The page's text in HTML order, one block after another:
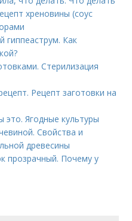
хреновины (соус
гиппеаструм. Как
Стерилизация
Рецепт заготовки на
это. Ягодные культуры
Свойства и
древесины
прозрачный. Почему у